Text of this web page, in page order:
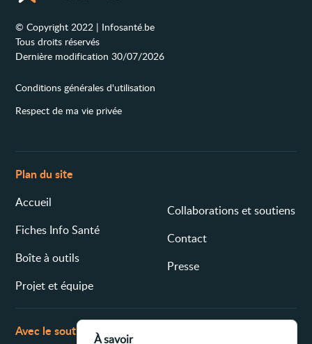
© Copyright 2022 | Infosanté.be
Tous droits réservés
Dernière modification 30/07/2026
Conditions générales d'utilisation
Respect de ma vie privée
Plan du site
Accueil
Fiches Info Santé
Boîte à outils
Projet et équipe
Collaborations et soutiens
Contact
Presse
Avec le soutien de
À savoir